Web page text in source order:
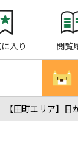
入り 閲覧
【田町エリア】